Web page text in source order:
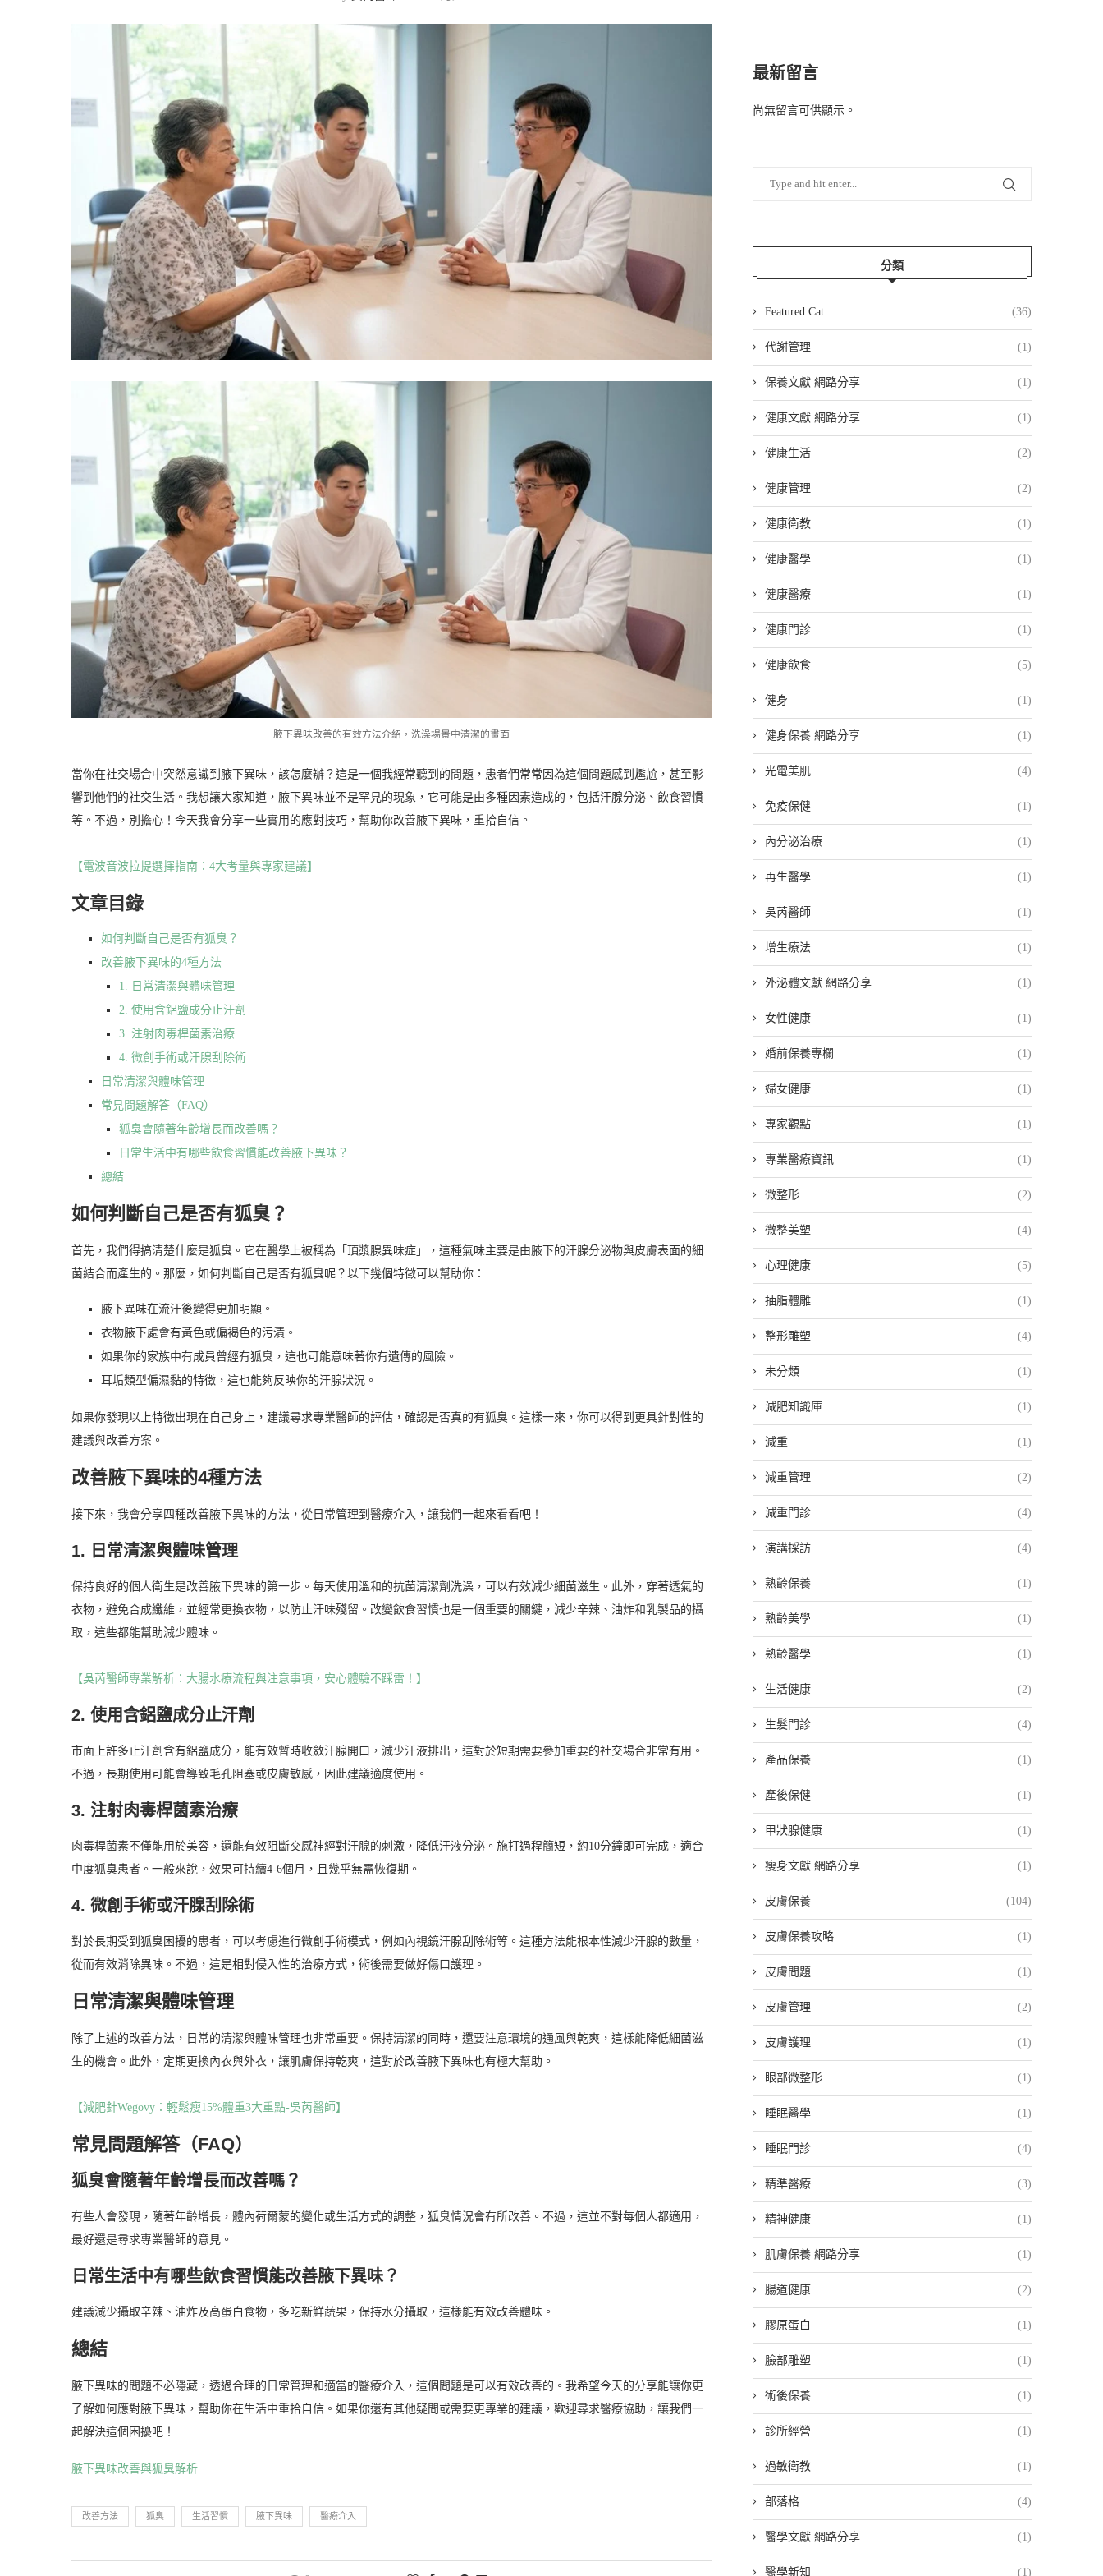
腋下異味改善的有效方法介紹，洗澡場景中清潔的畫面
當你在社交場合中突然意識到腋下異味，該怎麼辦？這是一個我經常聽到的問題，患者們常常因為這個問題感到尷尬，甚至影
響到他們的社交生活。我想讓大家知道，腋下異味並不是罕見的現象，它可能是由多種因素造成的，包括汗腺分泌、飲食習慣
等。不過，別擔心！今天我會分享一些實用的應對技巧，幫助你改善腋下異味，重拾自信。
【電波音波拉提選擇指南：4大考量與專家建議】
文章目錄
如何判斷自己是否有狐臭？
改善腋下異味的4種方法
1. 日常清潔與體味管理
2. 使用含鋁鹽成分止汗劑
3. 注射肉毒桿菌素治療
4. 微創手術或汗腺刮除術
日常清潔與體味管理
常見問題解答（FAQ）
狐臭會隨著年齡增長而改善嗎？
日常生活中有哪些飲食習慣能改善腋下異味？
總結
如何判斷自己是否有狐臭？
首先，我們得搞清楚什麼是狐臭。它在醫學上被稱為「頂漿腺異味症」，這種氣味主要是由腋下的汗腺分泌物與皮膚表面的細
菌結合而產生的。那麼，如何判斷自己是否有狐臭呢？以下幾個特徵可以幫助你：
腋下異味在流汗後變得更加明顯。
衣物腋下處會有黃色或偏褐色的污漬。
如果你的家族中有成員曾經有狐臭，這也可能意味著你有遺傳的風險。
耳垢類型偏濕黏的特徵，這也能夠反映你的汗腺狀況。
如果你發現以上特徵出現在自己身上，建議尋求專業醫師的評估，確認是否真的有狐臭。這樣一來，你可以得到更具針對性的
建議與改善方案。
改善腋下異味的4種方法
接下來，我會分享四種改善腋下異味的方法，從日常管理到醫療介入，讓我們一起來看看吧！
1. 日常清潔與體味管理
保持良好的個人衛生是改善腋下異味的第一步。每天使用溫和的抗菌清潔劑洗澡，可以有效減少細菌滋生。此外，穿著透氣的
衣物，避免合成纖維，並經常更換衣物，以防止汗味殘留。改變飲食習慣也是一個重要的關鍵，減少辛辣、油炸和乳製品的攝
取，這些都能幫助減少體味。
【吳芮醫師專業解析：大腸水療流程與注意事項，安心體驗不踩雷！】
2. 使用含鋁鹽成分止汗劑
市面上許多止汗劑含有鋁鹽成分，能有效暫時收斂汗腺開口，減少汗液排出，這對於短期需要參加重要的社交場合非常有用。
不過，長期使用可能會導致毛孔阻塞或皮膚敏感，因此建議適度使用。
3. 注射肉毒桿菌素治療
肉毒桿菌素不僅能用於美容，還能有效阻斷交感神經對汗腺的刺激，降低汗液分泌。施打過程簡短，約10分鐘即可完成，適合
中度狐臭患者。一般來說，效果可持續4-6個月，且幾乎無需恢復期。
4. 微創手術或汗腺刮除術
對於長期受到狐臭困擾的患者，可以考慮進行微創手術模式，例如內視鏡汗腺刮除術等。這種方法能根本性減少汗腺的數量，
從而有效消除異味。不過，這是相對侵入性的治療方式，術後需要做好傷口護理。
日常清潔與體味管理
除了上述的改善方法，日常的清潔與體味管理也非常重要。保持清潔的同時，還要注意環境的通風與乾爽，這樣能降低細菌滋
生的機會。此外，定期更換內衣與外衣，讓肌膚保持乾爽，這對於改善腋下異味也有極大幫助。
【減肥針Wegovy：輕鬆瘦15%體重3大重點-吳芮醫師】
常見問題解答（FAQ）
狐臭會隨著年齡增長而改善嗎？
有些人會發現，隨著年齡增長，體內荷爾蒙的變化或生活方式的調整，狐臭情況會有所改善。不過，這並不對每個人都適用，
最好還是尋求專業醫師的意見。
日常生活中有哪些飲食習慣能改善腋下異味？
建議減少攝取辛辣、油炸及高蛋白食物，多吃新鮮蔬果，保持水分攝取，這樣能有效改善體味。
總結
腋下異味的問題不必隱藏，透過合理的日常管理和適當的醫療介入，這個問題是可以有效改善的。我希望今天的分享能讓你更
了解如何應對腋下異味，幫助你在生活中重拾自信。如果你還有其他疑問或需要更專業的建議，歡迎尋求醫療協助，讓我們一
起解決這個困擾吧！
腋下異味改善與狐臭解析
改善方法 狐臭 生活習慣 腋下異味 醫療介入
最新留言
尚無留言可供顯示。
分類
Featured Cat (36)
代謝管理 (1)
保養文獻 網路分享 (1)
健康文獻 網路分享 (1)
健康生活 (2)
健康管理 (2)
健康衛教 (1)
健康醫學 (1)
健康醫療 (1)
健康門診 (1)
健康飲食 (5)
健身 (1)
健身保養 網路分享 (1)
光電美肌 (4)
免疫保健 (1)
內分泌治療 (1)
再生醫學 (1)
吳芮醫師 (1)
增生療法 (1)
外泌體文獻 網路分享 (1)
女性健康 (1)
婚前保養專欄 (1)
婦女健康 (1)
專家觀點 (1)
專業醫療資訊 (1)
微整形 (2)
微整美塑 (4)
心理健康 (5)
抽脂體雕 (1)
整形雕塑 (4)
未分類 (1)
減肥知識庫 (1)
減重 (1)
減重管理 (2)
減重門診 (4)
演講採訪 (4)
熟齡保養 (1)
熟齡美學 (1)
熟齡醫學 (1)
生活健康 (2)
生髮門診 (4)
產品保養 (1)
產後保健 (1)
甲狀腺健康 (1)
瘦身文獻 網路分享 (1)
皮膚保養 (104)
皮膚保養攻略 (1)
皮膚問題 (1)
皮膚管理 (2)
皮膚護理 (1)
眼部微整形 (1)
睡眠醫學 (1)
睡眠門診 (4)
精準醫療 (3)
精神健康 (1)
肌膚保養 網路分享 (1)
腸道健康 (2)
膠原蛋白 (1)
臉部雕塑 (1)
術後保養 (1)
診所經營 (1)
過敏衛教 (1)
部落格 (4)
醫學文獻 網路分享 (1)
醫學新知 (1)